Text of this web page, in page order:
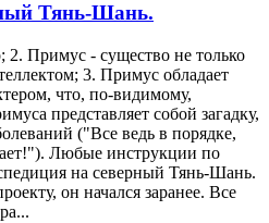
Тянь-Шань.
Примус - существо не только
3. Примус обладает
что, по-видимому,
представляет собой загадку,
("Все ведь в порядке,
Любые инструкции по
на северный Тянь-Шань.
он начался заранее. Все